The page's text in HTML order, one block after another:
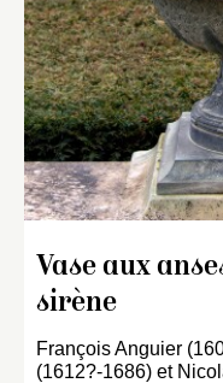
Vase aux
sirène
François Anguier
(1612?-1686) et